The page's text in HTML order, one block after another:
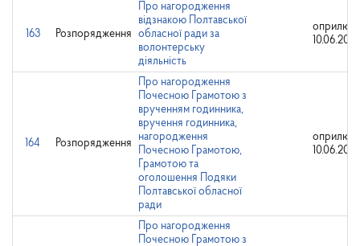
163 Розпорядження
Про нагородження
відзнакою Полтавської
обласної ради за
волонтерську
діяльність
164 Розпорядження
Про нагородження
Почесною Грамотою з
врученням годинника,
вручення годинника,
нагородження
Почесною Грамотою,
Грамотою та
оголошення Подяки
Полтавської обласної
ради
Про нагородження
Почесною Грамотою з